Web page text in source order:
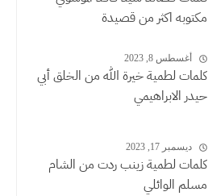
مكتوبه اكثر من قصيدة
أغسطس 8, 2023
كلمات لطمية خيرة الله من الخلق أبي
حيدر الابراهيمي
ديسمبر 17, 2023
كلمات لطمية زينب ردت من الشام
مسلم الوائلي